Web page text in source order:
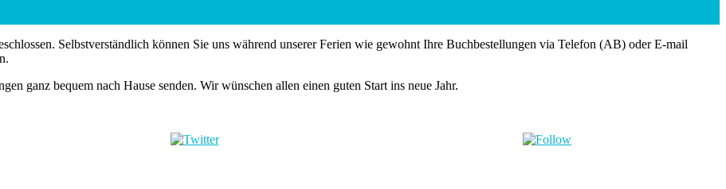
Selbstverständlich können Sie uns während unserer Ferien wie gewohnt Ihre Buchbestellungen via Telefon (AB) oder E-mail
ganz bequem nach Hause senden. Wir wünschen allen einen guten Start ins neue Jahr.